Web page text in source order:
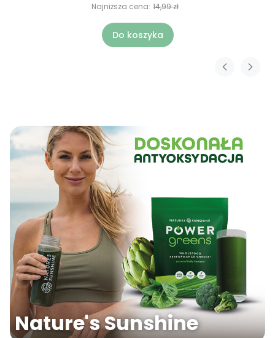
Najniższa cena: 14,99 zł
Do koszyka
Nature's Sunshine